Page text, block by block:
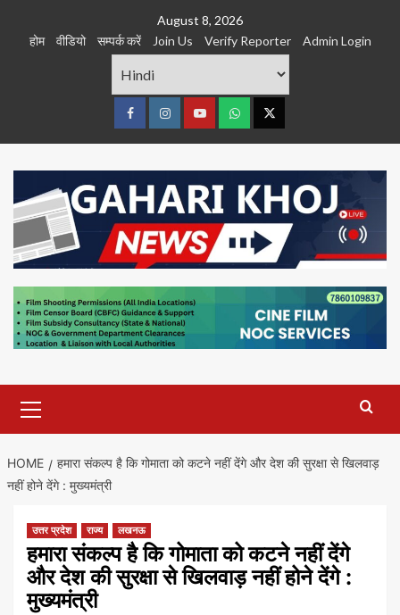
August 8, 2026
होम
वीडियो सम्पर्क करें Join Us Verify Reporter Admin Login
FacebookInstagramyoutubeWhatsTwitter
Menu
HOME
हमारा संकल्प है कि गोमाता को कटने नहीं देंगे और देश की सुरक्षा से खिलवाड़
नहीं होने देंगे : मुख्यमंत्री
उत्तर प्रदेश राज्य लखनऊ
हमारा संकल्प है कि गोमाता को कटने नहीं देंगे
और देश की सुरक्षा से खिलवाड़ नहीं होने देंगे :
मुख्यमंत्री